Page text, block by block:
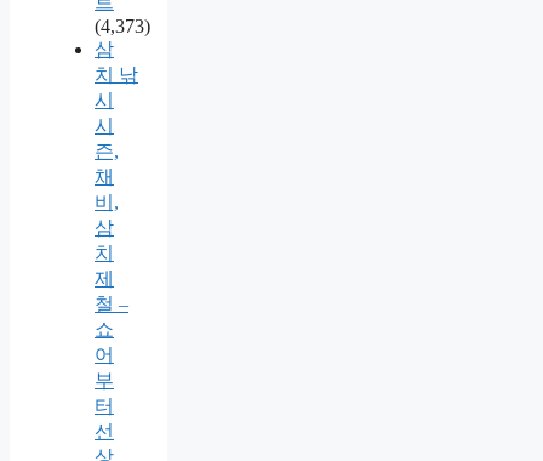
(4,373)
삼
치 낚
시
시
즌,
채
비,
삼
치
제
철 –
쇼
어
부
터
선